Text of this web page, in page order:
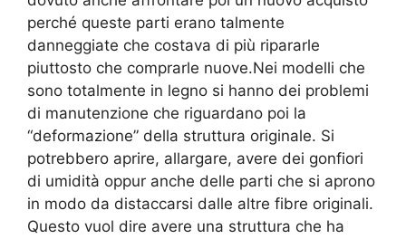
perché queste parti erano talmente
danneggiate che costava di più ripararle
piuttosto che comprarle nuove.Nei modelli che
sono totalmente in legno si hanno dei problemi
di manutenzione che riguardano poi la
“deformazione” della struttura originale. Si
potrebbero aprire, allargare, avere dei gonfiori
di umidità oppur anche delle parti che si aprono
in modo da distaccarsi dalle altre fibre originali.
Questo vuol dire avere una struttura che ha